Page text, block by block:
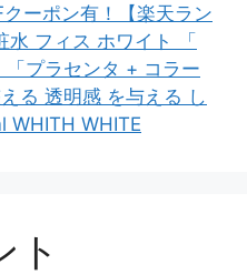
ーポン有！【楽天ラン
水 フィス ホワイト 「
「プラセンタ + コラー
る 透明感 を与える し
WHITH WHITE
ト